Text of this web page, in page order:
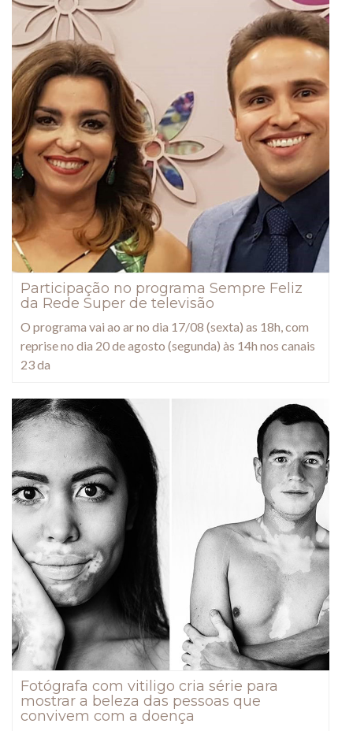
Participação no programa Sempre Feliz
da Rede Super de televisão
O programa vai ao ar no dia 17/08 (sexta) as 18h, com
reprise no dia 20 de agosto (segunda) às 14h nos canais
23 da
Fotógrafa com vitiligo cria série para
mostrar a beleza das pessoas que
convivem com a doença